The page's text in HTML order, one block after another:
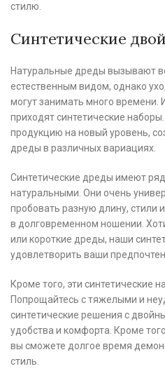
стилю.
Синтетические
Натуральные дреды вызывают
естественным видом, однако
могут занимать много
приходят синтетические
продукцию на новый уровень,
дреды в различных вариациях.
Синтетические дреды имеют
натуральными. Они очень
пробовать разную длину, стили
в долговременном ношении.
или короткие дреды, наши
удовлетворить ваши
Кроме того, эти синтетические
Попрощайтесь с тяжелыми и
синтетические решения с
удобства и комфорта. Кроме
вы сможете долгое время
стиль.